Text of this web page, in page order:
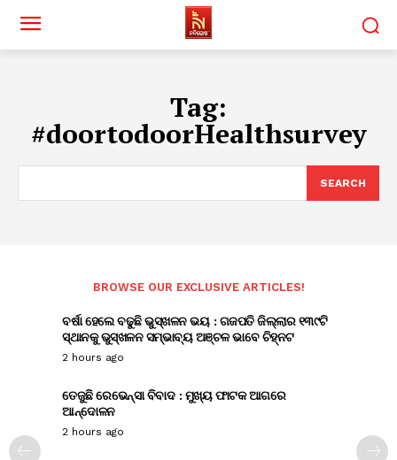
Tag:
#doortodoorHealthsurvey
SEARCH
BROWSE OUR EXCLUSIVE ARTICLES!
ବର୍ଷା ହେଲେ ବଢୁଛି ଭୁସ୍ଖଳନ ଭୟ : ଗଜପତି ଜିଲ୍ଲାର ୧୩୯ଟି
ସ୍ଥାନକୁ ଭୁସ୍ଖଳନ ସମ୍ଭାବ୍ୟ ଅଞ୍ଚଳ ଭାବେ ଚିହ୍ନଟ
2 hours ago
ତେଜୁଛି ରେଭେନ୍ସା ବିବାଦ : ମୁଖ୍ୟ ଫାଟକ ଆଗରେ
ଆନ୍ଦୋଳନ
2 hours ago